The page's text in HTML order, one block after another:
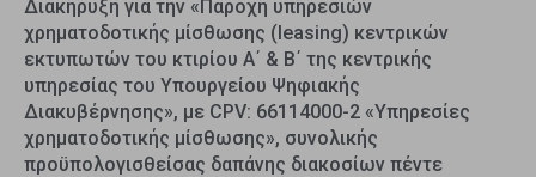
Διακήρυξη για την «Παροχή υπηρεσιών
χρηματοδοτικής μίσθωσης (leasing) κεντρικών
εκτυπωτών του κτιρίου Α΄ & Β΄ της κεντρικής
υπηρεσίας του Υπουργείου Ψηφιακής
Διακυβέρνησης», με CPV: 66114000-2 «Υπηρεσίες
χρηματοδοτικής μίσθωσης», συνολικής
προϋπολογισθείσας δαπάνης διακοσίων πέντε